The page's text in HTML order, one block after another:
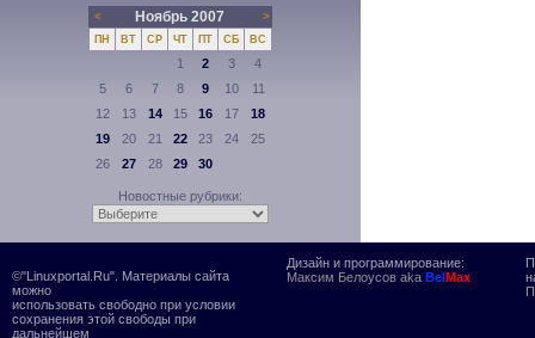
< Ноябрь 2007 >
ПН ВТ СР ЧТ ПТ СБ ВС
1 2 3
4
5
6 7 8 9 10
11
12
13 14 15 16 17
18
19
20 21 22 23 24
25
26
27 28 29 30
Новостные рубрики:
©"Linuxportal.Ru". Материалы сайта
можно
использовать свободно при условии
сохранения этой свободы при
дальнейшем
Дизайн и программирование:
Максим Белоусов aka BelMax